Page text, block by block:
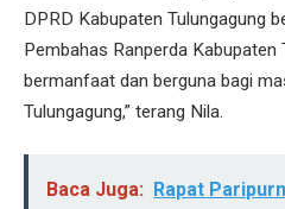
DPRD Kabupaten Tulungagung
Pembahas Ranperda Kabupaten
bermanfaat dan berguna bagi
Tulungagung,” terang Nila.
Baca Juga: Rapat